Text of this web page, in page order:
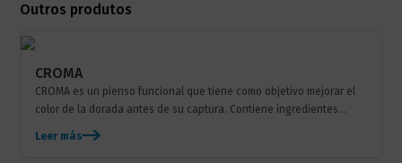
Outros produtos
CROMA
CROMA es un pienso funcional que tiene como objetivo mejorar el
color de la dorada antes de su captura. Contiene ingredientes
marinos y vegetales ricos en pigmentos naturales (carotenoides)
Leer más